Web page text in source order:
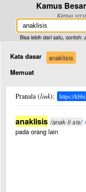
Kamus
Kamus
Bisa lebih dari satu, contoh:
Kata dasar
anaklisis
Memuat
Pranala (link): https://
anaklisis /anak·li·sis/
pada orang lain